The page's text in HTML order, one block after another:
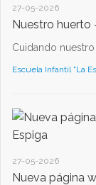
27-05-2026
Nuestro huerto
Cuidando
Escuela Infantil "La
27-05-2026
Nueva página